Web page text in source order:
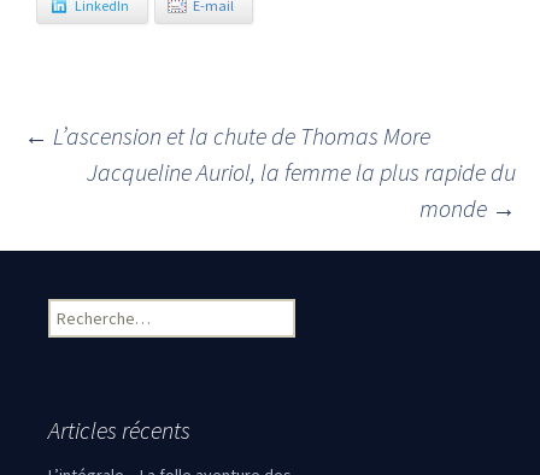
LinkedIn E-mail
Navigation des articles
← L’ascension et la chute de Thomas More
Jacqueline Auriol, la femme la plus rapide du
monde →
Rechercher :
Articles récents